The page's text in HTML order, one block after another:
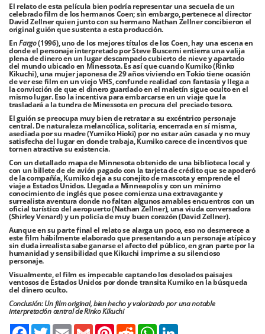
El relato de esta película bien podría representar una secuela de un
celebrado film de los hermanos Coen; sin embargo, pertenece al director
David Zellner quien junto con su hermano Nathan Zellner concibieron el
original guión que sustenta a esta producción.
EnFargo(1996), uno de los mejores títulos de los Coen, hay una escena en
donde el personaje interpretado por Steve Buscemi entierra una valija
plena de dinero en un lugar descampado cubierto de nieve y apartado
del mundo ubicado en Minessota. Es así que cuando Kumiko (Rinko
Kikuchi), una mujer japonesa de 29 años viviendo en Tokio tiene ocasión
de ver ese film en un viejo VHS, confunde realidad con fantasía y llega a
la convicción de que el dinero guardado en el maletín sigue oculto en el
mismo lugar. Eso la incentiva para embarcarse en un viaje que la
trasladará a la tundra de Minessota en procura del preciado tesoro.
El guión se preocupa muy bien de retratar a su excéntrico personaje
central. De naturaleza melancólica, solitaria, encerrada en sí misma,
asediada por su madre (Yumiko Hioki) por no estar aún casada y no muy
satisfecha del lugar en donde trabaja, Kumiko carece de incentivos que
tornen atractiva su existencia.
Con un detallado mapa de Minnesota obtenido de una biblioteca local y
con un billete de de avión pagado con la tarjeta de crédito que se apoderó
de la compañía, Kumiko deja a su conejito de mascota y emprende el
viaje a Estados Unidos. Llegada a Minneapolis y con un mínimo
conocimiento de inglés que posee comienza una extravagante y
surrealista aventura donde no faltan algunos amables encuentros con un
oficial turístico del aeropuerto (Nathan Zellner), una viuda conversadora
(Shirley Venard) y un policía de muy buen corazón (David Zellner).
Aunque en su parte final el relato se alarga un poco, eso no desmerece a
este film hábilmente elaborado que presentando a un personaje atípico y
sin duda irrealista sabe ganarse el afecto del público, en gran parte por la
humanidad y sensibilidad que Kikuchi imprime a su silencioso
personaje.
Visualmente, el film es impecable captando los desolados paisajes
ventosos de Estados Unidos por donde transita Kumiko en la búsqueda
del dinero oculto.
Conclusión: Un film original, bien hecho y valorizado por una notable
interpretación central de Rinko Kikuchi
TwitterEmail Gmail PinterestReddit WhatsApp